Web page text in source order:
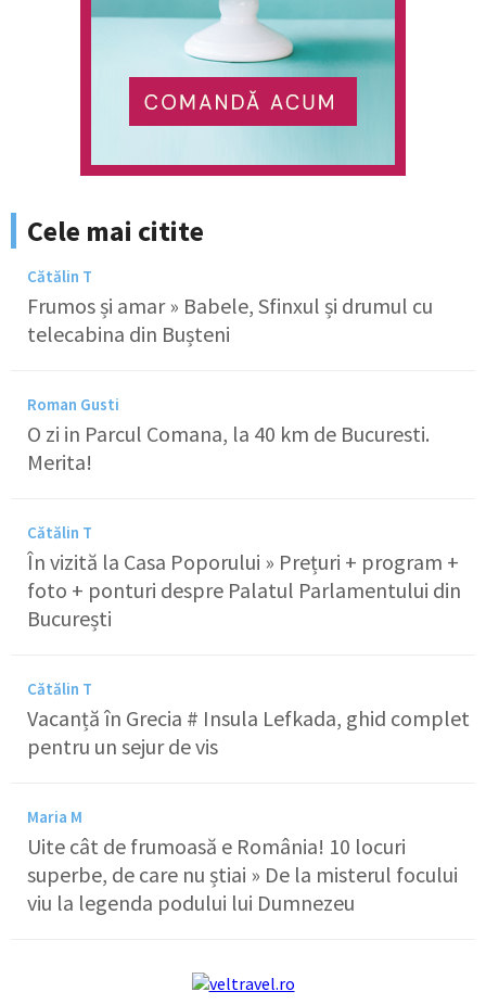
Cele mai citite
Cătălin T
Frumos și amar » Babele, Sfinxul și drumul cu
telecabina din Bușteni
Roman Gusti
O zi in Parcul Comana, la 40 km de Bucuresti.
Merita!
Cătălin T
În vizită la Casa Poporului » Prețuri + program +
foto + ponturi despre Palatul Parlamentului din
București
Cătălin T
Vacanță în Grecia # Insula Lefkada, ghid complet
pentru un sejur de vis
Maria M
Uite cât de frumoasă e România! 10 locuri
superbe, de care nu știai » De la misterul focului
viu la legenda podului lui Dumnezeu